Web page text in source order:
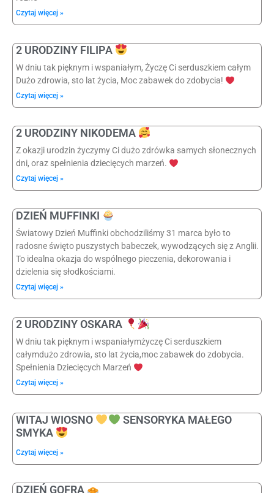
Czytaj więcej »
2 URODZINY FILIPA
W dniu tak pięknym i wspaniałym, Życzę Ci serduszkiem całym
Dużo zdrowia, sto lat życia, Moc zabawek do zdobycia!
Czytaj więcej »
2 URODZINY NIKODEMA
Z okazji urodzin życzymy Ci dużo zdrówka samych słonecznych
dni, oraz spełnienia dziecięcych marzeń.
Czytaj więcej »
DZIEŃ MUFFINKI
Światowy Dzień Muffinki obchodziliśmy 31 marca było to
radosne święto puszystych babeczek, wywodzących się z Anglii.
To idealna okazja do wspólnego pieczenia, dekorowania i
dzielenia się słodkościami.
Czytaj więcej »
2 URODZINY OSKARA
W dniu tak pięknym i wspaniałymżyczę Ci serduszkiem
całymdużo zdrowia, sto lat życia,moc zabawek do zdobycia.
Spełnienia Dziecięcych Marzeń
Czytaj więcej »
WITAJ WIOSNO
SENSORYKA MAŁEGO
SMYKA
Czytaj więcej »
DZIEŃ GOFRA